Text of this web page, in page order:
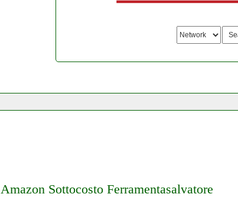
Amazon Sottocosto Ferramentasalvatore